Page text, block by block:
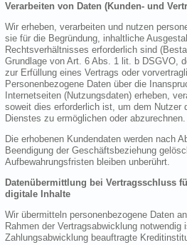
Verarbeiten von Daten (Kunden- und
Wir erheben, verarbeiten und nutzen
sie für die Begründung, inhaltliche
Rechtsverhältnisses erforderlich sind
Grundlage von Art. 6 Abs. 1 lit. b DSGVO,
zur Erfüllung eines Vertrags oder
Personenbezogene Daten über die
Internetseiten (Nutzungsdaten) erheben,
soweit dies erforderlich ist, um dem Nutzer
Dienstes zu ermöglichen oder abzurechnen.
Die erhobenen Kundendaten werden nach
Beendigung der Geschäftsbeziehung
Aufbewahrungsfristen bleiben unberührt.
Datenübermittlung bei Vertragsschluss
digitale Inhalte
Wir übermitteln personenbezogene Daten
Rahmen der Vertragsabwicklung
Zahlungsabwicklung beauftragte